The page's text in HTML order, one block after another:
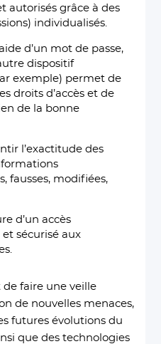
autorisés grâce à des
individualisés.
d’un mot de passe,
dispositif
exemple) permet de
droits d’accès et de
de la bonne
l’exactitude des
fausses, modifiées,
d’un accès
sécurisé aux
de faire une veille
de nouvelles menaces,
futures évolutions du
que des technologies